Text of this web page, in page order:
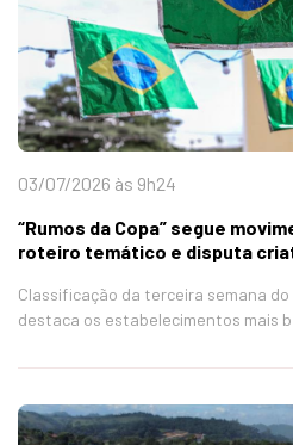
03/07/2026 às 9h24
“Rumos da Copa” segue
roteiro temático e disputa
Classificação da terceira semana do
destaca os estabelecimentos mais